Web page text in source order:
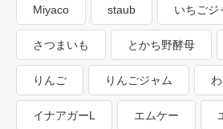
Miyaco staub いちごジ
さつまいも とかち野酵母
りんご りんごジャム
イナアガーL エムケー